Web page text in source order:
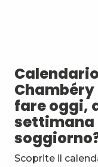
7ème
Exposition :
Exposition de
Festi'Fecl
Festival
Visita guidata : la
Passage en
Exposition :
fare oggi,
settimana
Scoprite il